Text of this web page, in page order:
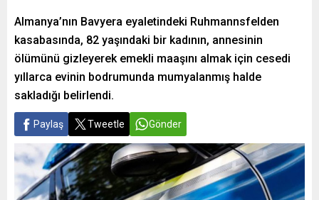
Almanya’nın Bavyera eyaletindeki Ruhmannsfelden
kasabasında, 82 yaşındaki bir kadının, annesinin
ölümünü gizleyerek emekli maaşını almak için cesedi
yıllarca evinin bodrumunda mumyalanmış halde
sakladığı belirlendi.
Paylaş Tweetle Gönder